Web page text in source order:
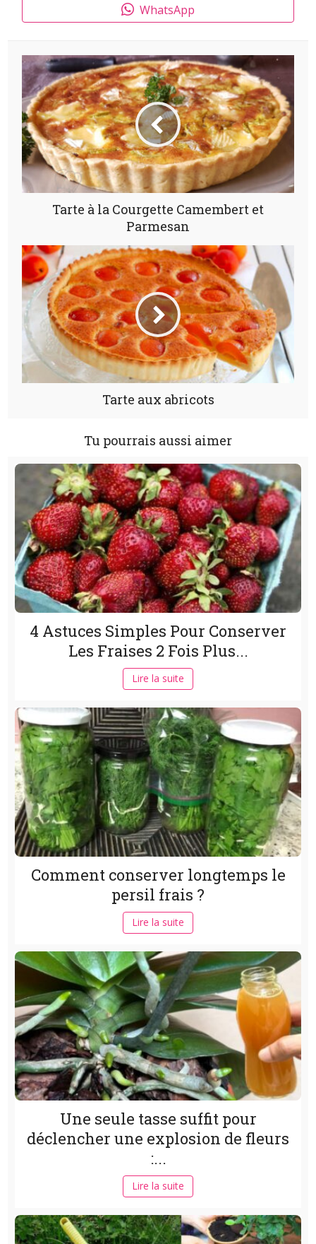
WhatsApp
Tarte à la Courgette Camembert et
Parmesan
Tarte aux abricots
Tu pourrais aussi aimer
4 Astuces Simples Pour Conserver
Les Fraises 2 Fois Plus...
Lire la suite
Comment conserver longtemps le
persil frais ?
Lire la suite
Une seule tasse suffit pour
déclencher une explosion de fleurs
:...
Lire la suite